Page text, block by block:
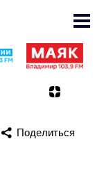
Поделиться